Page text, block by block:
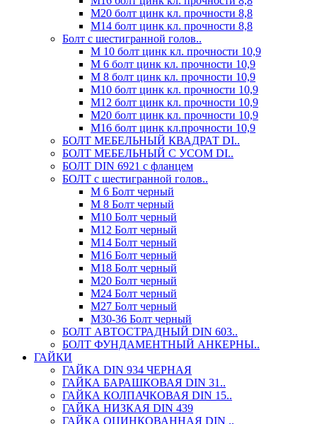
М20 болт цинк кл. прочности 8,8
М14 болт цинк кл. прочности 8,8
Болт с шестигранной голов..
М 10 болт цинк кл. прочности 10,9
М 6 болт цинк кл. прочности 10,9
М 8 болт цинк кл. прочности 10,9
М10 болт цинк кл. прочности 10,9
М12 болт цинк кл. прочности 10,9
М20 болт цинк кл. прочности 10,9
М16 болт цинк кл.прочности 10,9
БОЛТ МЕБЕЛЬНЫЙ КВАДРАТ DI..
БОЛТ МЕБЕЛЬНЫЙ С УСОМ DI..
БОЛТ DIN 6921 c фланцем
БОЛТ с шестигранной голов..
М 6 Болт черный
М 8 Болт черный
М10 Болт черный
М12 Болт черный
М14 Болт черный
М16 Болт черный
М18 Болт черный
М20 Болт черный
М24 Болт черный
М27 Болт черный
М30-36 Болт черный
БОЛТ АВТОСТРАДНЫЙ DIN 603..
БОЛТ ФУНДАМЕНТНЫЙ АНКЕРНЫ..
ГАЙКИ
ГАЙКА DIN 934 ЧЕРНАЯ
ГАЙКА БАРАШКОВАЯ DIN 31..
ГАЙКА КОЛПАЧКОВАЯ DIN 15..
ГАЙКА НИЗКАЯ DIN 439
ГАЙКА ОЦИНКОВАННАЯ DIN ..